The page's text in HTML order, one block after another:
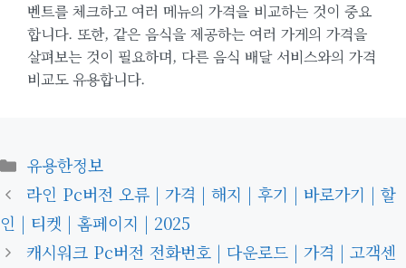
벤트를 체크하고 여러 메뉴의 가격을 비교하는 것이 중요
합니다. 또한, 같은 음식을 제공하는 여러 가게의 가격을
살펴보는 것이 필요하며, 다른 음식 배달 서비스와의 가격
비교도 유용합니다.
카
테
고
리
유용한정보
라인 Pc버전 오류 | 가격 | 해지 | 후기 | 바로가기 | 할
인 | 티켓 | 홈페이지 | 2025
캐시워크 Pc버전 전화번호 | 다운로드 | 가격 | 고객센